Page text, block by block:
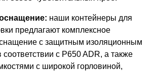
наши контейнеры для
предлагают комплексное
с защитным изоляционным
с P650 ADR, а также
с широкой горловиной,